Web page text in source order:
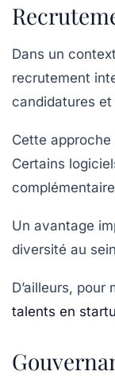
Dans un
recrutement
candidatures
Cette
Certains
Un avantage
diversité au
D’ailleurs,
talents en